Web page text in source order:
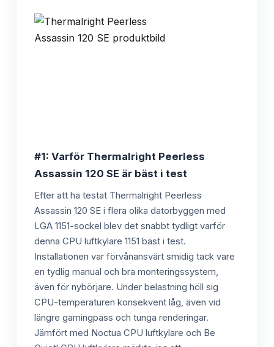
#1: Varför Thermalright Peerless
Assassin 120 SE är bäst i test
Efter att ha testat Thermalright Peerless
Assassin 120 SE i flera olika datorbyggen med
LGA 1151-sockel blev det snabbt tydligt varför
denna CPU luftkylare 1151 bäst i test.
Installationen var förvånansvärt smidig tack vare
en tydlig manual och bra monteringssystem,
även för nybörjare. Under belastning höll sig
CPU-temperaturen konsekvent låg, även vid
längre gamingpass och tunga renderingar.
Jämfört med Noctua CPU luftkylare och Be